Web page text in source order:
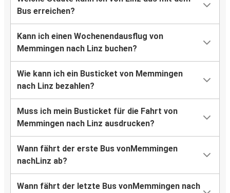
Bus erreichen?
Kann ich einen Wochenendausflug von
Memmingen nach Linz buchen?
Wie kann ich ein Busticket von Memmingen
nach Linz bezahlen?
Muss ich mein Busticket für die Fahrt von
Memmingen nach Linz ausdrucken?
Wann fährt der erste Bus vonMemmingen
nachLinz ab?
Wann fährt der letzte Bus vonMemmingen nach